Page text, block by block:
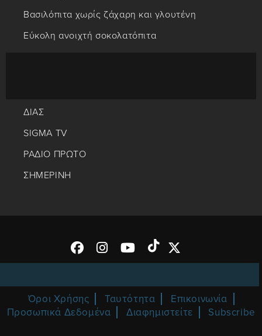
Βασιλόπιτα χωρίς ζάχαρη και γλουτένη
Εύκολη ανοιχτή σοκολατόπιτα
ΔΙΑΣ
SIGMA TV
ΡΑΔΙΟ ΠΡΩΤΟ
ΣΗΜΕΡΙΝΗ
Όροι Χρήσης Ταυτότητα
Επικοινωνία
Προσωπικά Δεδομένα
Διαφημιστείτε Subscribe